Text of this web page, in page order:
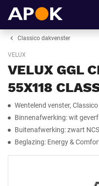
Classico dakvenster
VELUX
VELUX GGL
55X118
Wentelend venster, Classico
Binnenafwerking: wit
Buitenafwerking: zwart
Beglazing: Energy &